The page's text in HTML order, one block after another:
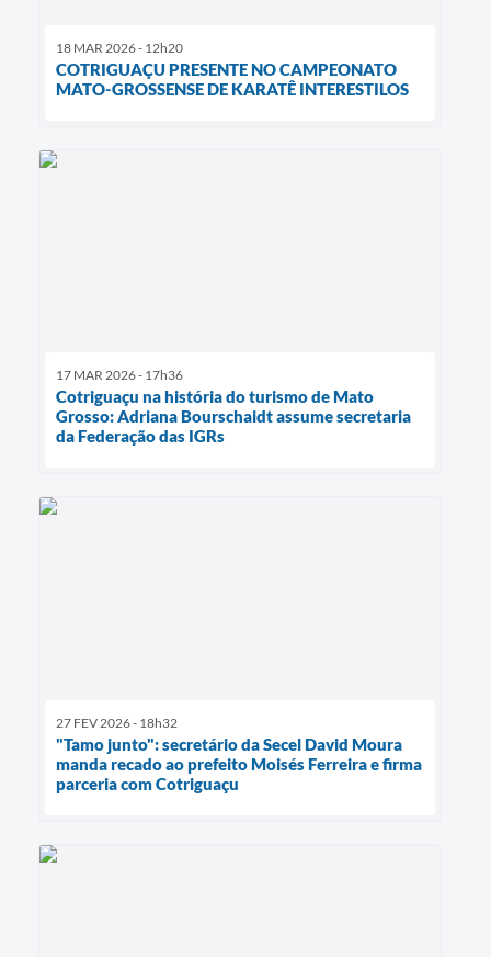
18 MAR 2026 - 12h20
COTRIGUAÇU PRESENTE NO CAMPEONATO
MATO-GROSSENSE DE KARATÊ INTERESTILOS
17 MAR 2026 - 17h36
Cotriguaçu na história do turismo de Mato
Grosso: Adriana Bourschaidt assume secretaria
da Federação das IGRs
27 FEV 2026 - 18h32
"Tamo junto": secretário da Secel David Moura
manda recado ao prefeito Moisés Ferreira e firma
parceria com Cotriguaçu